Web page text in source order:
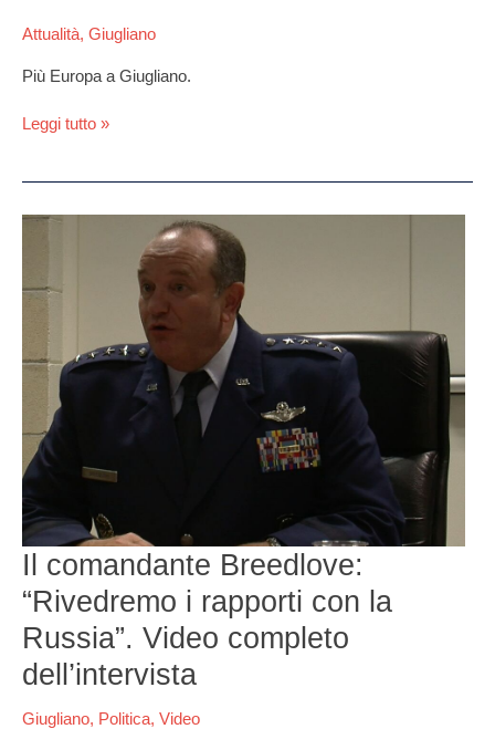
Attualità, Giugliano
Più Europa a Giugliano.
Leggi tutto »
Il comandante Breedlove:
“Rivedremo i rapporti con la
Russia”. Video completo
dell’intervista
Giugliano, Politica, Video
Il
“Rivedremo
rapporti
con
Russia”.
Video
completo
dell’intervista